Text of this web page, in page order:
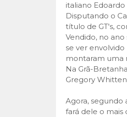
italiano Edoardo
Disputando o
título de GT's,
Vendido, no
se ver
montaram uma
Na Grã-
Gregory
Agora, segundo
fará dele o mais